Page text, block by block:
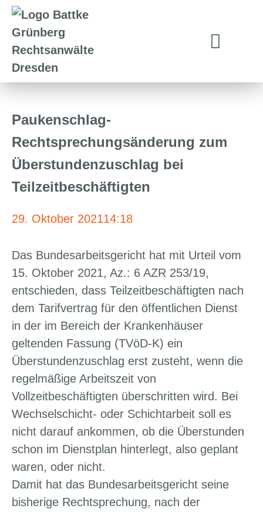
Paukenschlag-
Rechtsprechungsänderung zum
Überstundenzuschlag bei
Teilzeitbeschäftigten
29. Oktober 202114:18
Das Bundesarbeitsgericht hat mit Urteil vom
15. Oktober 2021, Az.: 6 AZR 253/19,
entschieden, dass Teilzeitbeschäftigten nach
dem Tarifvertrag für den öffentlichen Dienst
in der im Bereich der Krankenhäuser
geltenden Fassung (TVöD-K) ein
Überstundenzuschlag erst zusteht, wenn die
regelmäßige Arbeitszeit von
Vollzeitbeschäftigten überschritten wird. Bei
Wechselschicht- oder Schichtarbeit soll es
nicht darauf ankommen, ob die Überstunden
schon im Dienstplan hinterlegt, also geplant
waren, oder nicht.
Damit hat das Bundesarbeitsgericht seine
bisherige Rechtsprechung, nach der